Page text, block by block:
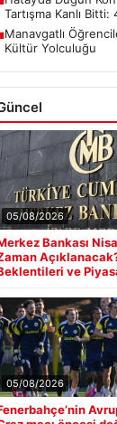
Tartışma Kanlı Bitti:
Manavgatlı
Kültür Yolculuğu
05/08/2026
Bankası
ve
05/08/2026